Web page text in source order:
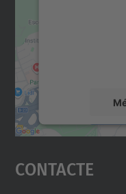
powered
Contacte